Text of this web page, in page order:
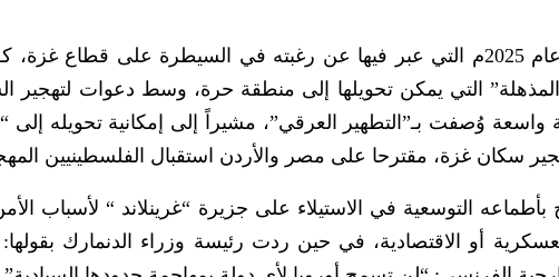
1. تصريحاته في أوائل عام 2025م التي عبر فيها عن رغبته في السيطرة على
المذهلة” التي يمكن تحويلها إلى منطقة حرة، وسط دعوات لتهجير
واسعة وُصفت بـ”التطهير العرقي”، مشيراً إلى إمكانية تحويله إلى
سكان غزة، مقترحا على مصر والأردن استقبال الفلسطينيين
2025م صرح بأطماعه التوسعية في الاستيلاء على جزيرة “غرينلاند “
أو الاقتصادية، في حين ردت رئيسة وزراء الدنمارك